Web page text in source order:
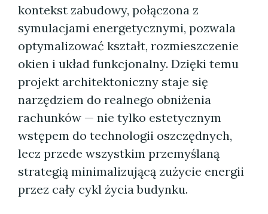
kontekst zabudowy, połączona z
symulacjami energetycznymi, pozwala
optymalizować kształt, rozmieszczenie
okien i układ funkcjonalny. Dzięki temu
projekt architektoniczny staje się
narzędziem do realnego obniżenia
rachunków — nie tylko estetycznym
wstępem do technologii oszczędnych,
lecz przede wszystkim przemyślaną
strategią minimalizującą zużycie energii
przez cały cykl życia budynku.